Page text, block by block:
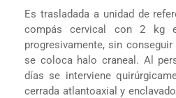
Es trasladada a unidad de
compás cervical con 2 kg
progresivamente, sin
se coloca halo craneal. Al
días se interviene
cerrada atlantoaxial y